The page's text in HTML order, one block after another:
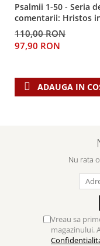
Psalmii 1-50 - Seria
comentarii: Hristos
centru
110,00 RON
97,90 RON
ADAUGA IN
Nu rata
Vreau sa
magazinului.